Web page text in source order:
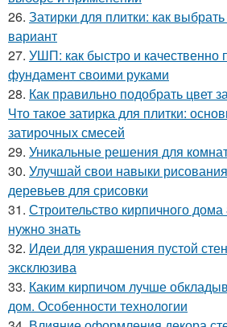
26. Затирки для плитки: как
вариант
27. УШП: как быстро и качественно
фундамент своими руками
28. Как правильно подобрать цвет
Что такое затирка для плитки:
затирочных смесей
29. Уникальные решения для
30. Улучшай свои навыки
деревьев для срисовки
31. Строительство кирпичного
нужно знать
32. Идеи для украшения пустой
эксклюзива
33. Каким кирпичом лучше
дом. Особенности технологии